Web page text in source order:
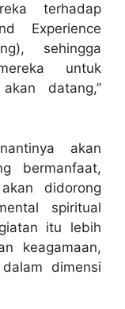
terhadap
Experience
sehingga
untuk
datang,”
akan
bermanfaat,
didorong
spiritual
itu lebih
keagamaan,
dimensi